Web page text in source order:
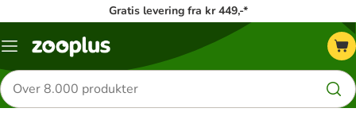
Gratis levering fra kr 449,-*
Menu
Søg
efter
produkter